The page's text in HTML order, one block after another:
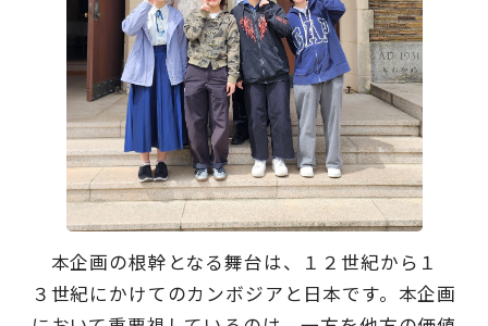
本企画の根幹となる舞台は、１２世紀から１
３世紀にかけてのカンボジアと日本です。本企画